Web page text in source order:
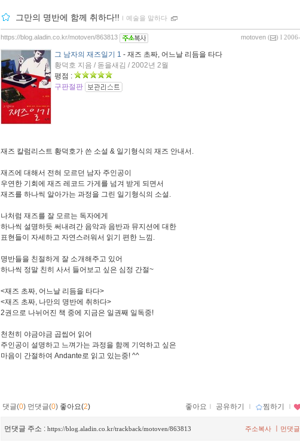
그만의 명반에 함께 취하다!! ｌ 예술을 말하다
motoven ( ) l
https://blog.aladin.co.kr/motoven/863813
그 남자의 재즈일기 1 - 재즈 초짜, 어느날 리듬을 타다
황덕호 지음 / 돋을새김 / 2002년 2월
평점 :
구판절판
재즈 칼럼리스트 황덕호가 쓴 소설 & 일기형식의 재즈 안내서.
재즈에 대해서 전혀 모르던 남자 주인공이
우연한 기회에 재즈 레코드 가게를 넘겨 받게 되면서
재즈를 하나씩 알아가는 과정을 그린 일기형식의 소설.
나처럼 재즈를 잘 모르는 독자에게
하나씩 설명하듯 써내려간 음악과 음반과 뮤지션에 대한
표현들이 자세하고 자연스러워서 읽기 편한 느낌.
명반들을 친절하게 잘 소개해주고 있어
하나씩 정말 친히 사서 들어보고 싶은 심정 간절~
<재즈 초짜, 어느날 리듬을 타다>
<재즈 초짜, 나만의 명반에 취하다>
2권으로 나뉘어진 책 중에 지금은 일권째 일독중!
천천히 야금야금 곱씹어 읽어
주인공이 설명하고 느껴가는 과정을 함께 기억하고 싶은
마음이 간절하여 Andante로 읽고 있는중! ^^
댓글(0) 먼댓글(0) 좋아요(2) 좋아요 ｌ 공유하기 ｌ 찜하기 ｌ
먼댓글 주소 : https://blog.aladin.co.kr/trackback/motoven/863813 먼댓
주소복사